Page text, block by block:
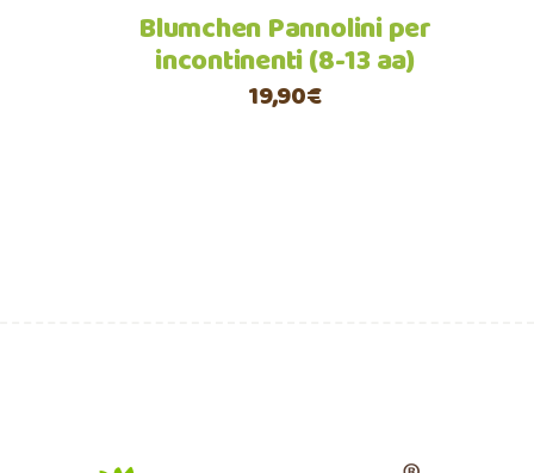
essere
scelte
Blumchen Pannolini per
incontinenti (8-13 aa)
19,90€